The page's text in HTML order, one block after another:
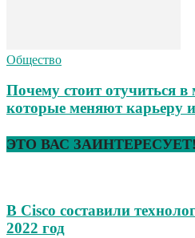
Общество
Почему стоит отучиться
которые меняют карьеру
ЭТО ВАС ЗАИНТЕРЕСУЕТ!
В Cisco составили
2022 год